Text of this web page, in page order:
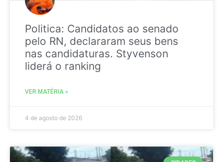
Politica: Candidatos ao senado
pelo RN, declararam seus bens
nas candidaturas. Styvenson
liderá o ranking
VER MATÉRIA »
4 de agosto de 2026